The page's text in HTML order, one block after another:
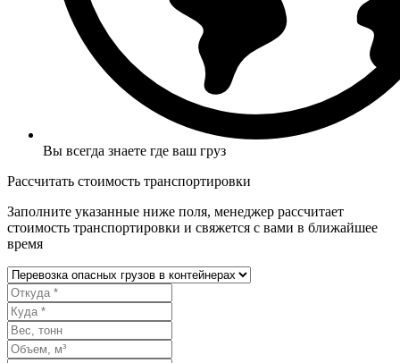
Вы всегда знаете где ваш груз
Рассчитать стоимость транспортировки
Заполните указанные ниже поля, менеджер рассчитает
стоимость транспортировки и свяжется с вами в ближайшее
время